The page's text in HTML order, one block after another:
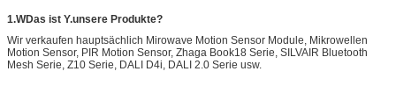
1.WDas ist Y.unsere Produkte?
Wir verkaufen hauptsächlich Mirowave Motion Sensor Module, Mikrowellen
Motion Sensor, PIR Motion Sensor, Zhaga Book18 Serie, SILVAIR Bluetooth
Mesh Serie, Z10 Serie, DALI D4i, DALI 2.0 Serie usw.